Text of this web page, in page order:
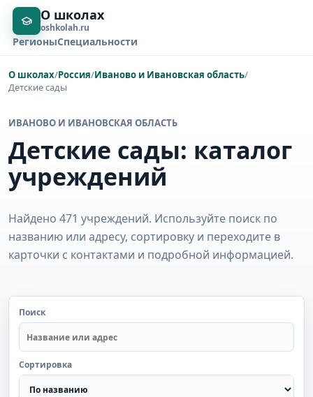
О школах
oshkolah.ru
РегионыСпециальности
О школах/Россия/Иваново и Ивановская область/
Детские сады
ИВАНОВО И ИВАНОВСКАЯ ОБЛАСТЬ
Детские сады: каталог
учреждений
Найдено 471 учреждений. Используйте поиск по
названию или адресу, сортировку и переходите в
карточки с контактами и подробной информацией.
Поиск
Сортировка